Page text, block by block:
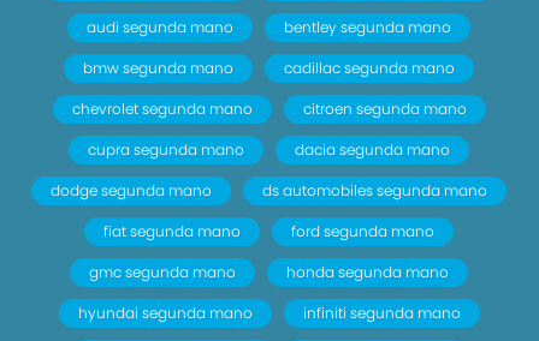
audi segunda mano
bentley segunda mano
bmw segunda mano
cadillac segunda mano
chevrolet segunda mano
citroen segunda mano
cupra segunda mano
dacia segunda mano
dodge segunda mano
ds automobiles segunda mano
fiat segunda mano
ford segunda mano
gmc segunda mano
honda segunda mano
hyundai segunda mano
infiniti segunda mano